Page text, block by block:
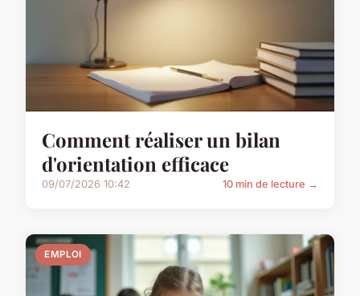
Comment réaliser un bilan
d'orientation efficace
09/07/2026 10:42 10 min de lecture →
EMPLOI